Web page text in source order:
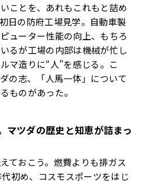
ことを、あれもこれもと詰め
日の防府工場見学。自動車製
ューター性能の向上、もちろ
るが工場の内部は機械が忙し
マ造りに“人”を感じる。こ
の志、「人馬一体」について
ものがあった。
マツダの歴史と知恵が詰まっ
ておこう。燃費よりも排ガス
初め、コスモスポーツをはじ